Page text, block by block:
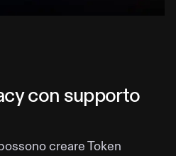
con supporto
creare Token